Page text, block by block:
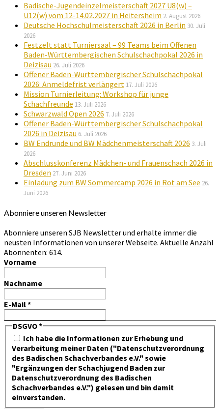
Badische-Jugendeinzelmeisterschaft 2027 U8(w) –
U12(w) vom 12-14.02.2027 in Heitersheim 2. August 2026
Deutsche Hochschulmeisterschaft 2026 in Berlin 30. Juli
2026
Festzelt statt Turniersaal – 99 Teams beim Offenen
Baden-Württembergischen Schulschachpokal 2026 in
Deizisau 26. Juli 2026
Offener Baden-Württembergischer Schulschachpokal
2026: Anmeldefrist verlängert 17. Juli 2026
Mission Turnierleitung: Workshop für junge
Schachfreunde 13. Juli 2026
Schwarzwald Open 2026 7. Juli 2026
Offener Baden-Württembergischer Schulschachpokal
2026 in Deizisau 6. Juli 2026
BW Endrunde und BW Mädchenmeisterschaft 2026 3. Juli
2026
Abschlusskonferenz Mädchen- und Frauenschach 2026 in
Dresden 27. Juni 2026
Einladung zum BW Sommercamp 2026 in Rot am See 26.
Juni 2026
Abonniere unseren Newsletter
Abonniere unseren SJB Newsletter und erhalte immer die
neusten Informationen von unserer Webseite. Aktuelle Anzahl
Abonnenten: 614.
Vorname
Nachname
E-Mail*
DSGVO*
Ich habe die Informationen zur Erhebung und
Verarbeitung meiner Daten ("Datenschutzverordnung
des Badischen Schachverbandes e.V." sowie
"Ergänzungen der Schachjugend Baden zur
Datenschutzverordnung des Badischen
Schachverbandes e.V.") gelesen und bin damit
einverstanden.